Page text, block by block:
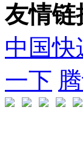
友情链
中国快
一下